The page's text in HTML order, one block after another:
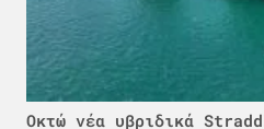
Οκτώ νέα υβριδικά